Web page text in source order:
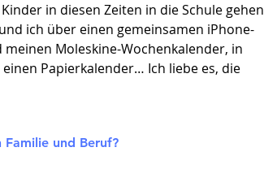
in diesen Zeiten in die Schule gehen
ich über einen gemeinsamen iPhone-
Moleskine-Wochenkalender, in
Papierkalender… Ich liebe es, die
und Beruf?​